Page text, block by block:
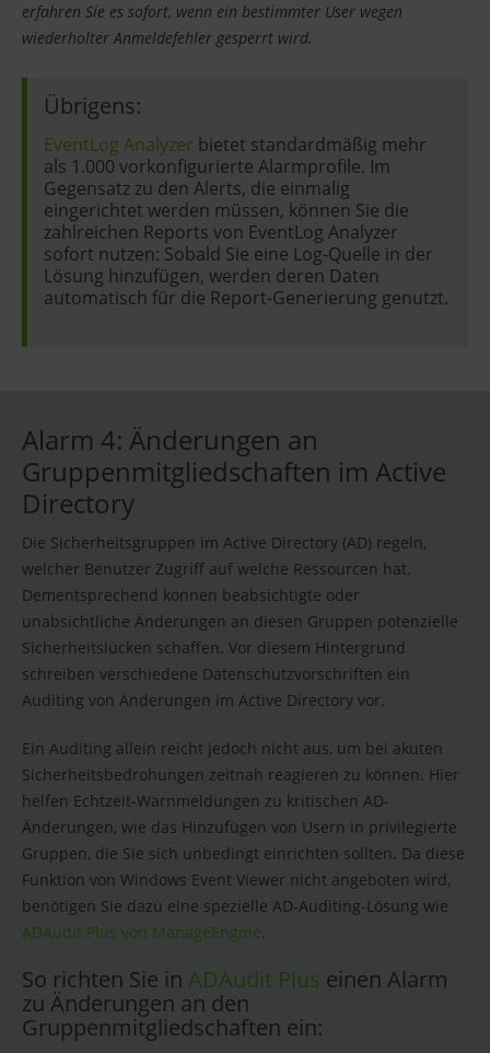
erfahren Sie es sofort, wenn ein bestimmter User wegen
wiederholter Anmeldefehler gesperrt wird.
Übrigens:
EventLog Analyzer bietet standardmäßig mehr
als 1.000 vorkonfigurierte Alarmprofile. Im
Gegensatz zu den Alerts, die einmalig
eingerichtet werden müssen, können Sie die
zahlreichen Reports von EventLog Analyzer
sofort nutzen: Sobald Sie eine Log-Quelle in der
Lösung hinzufügen, werden deren Daten
automatisch für die Report-Generierung genutzt.
Alarm 4: Änderungen an
Gruppenmitgliedschaften im Active
Directory
Die Sicherheitsgruppen im Active Directory (AD) regeln,
welcher Benutzer Zugriff auf welche Ressourcen hat.
Dementsprechend können beabsichtigte oder
unabsichtliche Änderungen an diesen Gruppen potenzielle
Sicherheitslücken schaffen. Vor diesem Hintergrund
schreiben verschiedene Datenschutzvorschriften ein
Auditing von Änderungen im Active Directory vor.
Ein Auditing allein reicht jedoch nicht aus, um bei akuten
Sicherheitsbedrohungen zeitnah reagieren zu können. Hier
helfen Echtzeit-Warnmeldungen zu kritischen AD-
Änderungen, wie das Hinzufügen von Usern in privilegierte
Gruppen, die Sie sich unbedingt einrichten sollten. Da diese
Funktion von Windows Event Viewer nicht angeboten wird,
benötigen Sie dazu eine spezielle AD-Auditing-Lösung wie
ADAudit Plus von ManageEngine.
So richten Sie in ADAudit Plus einen Alarm
zu Änderungen an den
Gruppenmitgliedschaften ein: